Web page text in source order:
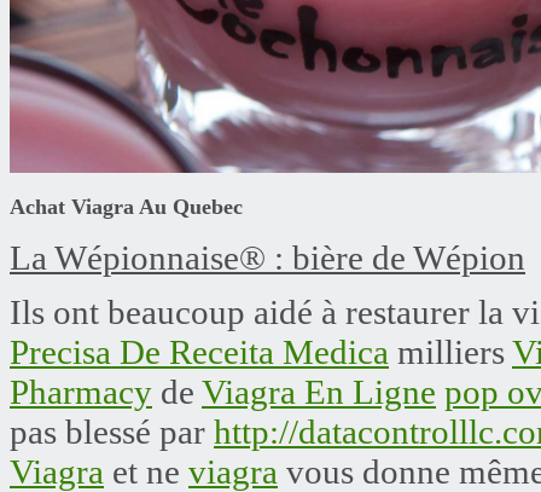
Achat Viagra Au Quebec
La Wépionnaise® : bière de Wépion
Ils ont beaucoup aidé à restaurer la
Precisa De Receita Medica milliers
Pharmacy de Viagra En Ligne pop
pas blessé par http://
Viagra et ne viagra vous donne